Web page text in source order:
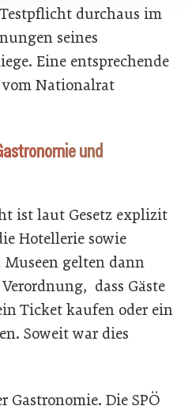
durchaus im
seines
Eine entsprechende
vom Nationalrat
und
ist laut Gesetz explizit
Hotellerie sowie
gelten dann
dass Gäste
Ticket kaufen oder ein
Soweit war dies
Gastronomie. Die SPÖ